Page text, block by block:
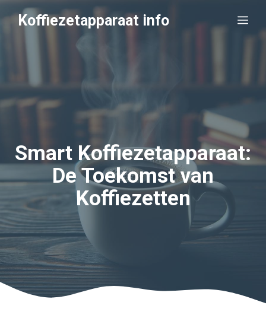
naarKoffiezetapparaat info
Smart Koffiezetapparaat:
De Toekomst van
Koffiezetten